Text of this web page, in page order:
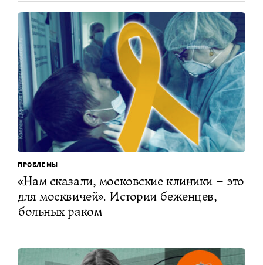
ПРОБЛЕМЫ
«Нам сказали, московские клиники – это
для москвичей». Истории беженцев,
больных раком